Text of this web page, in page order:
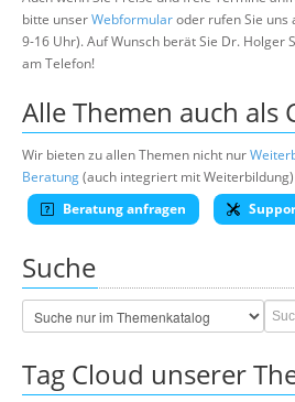
bitte unserWebformularoder rufen Sie uns
9-16 Uhr). Auf Wunsch berät Sie Dr. Holger
am Telefon!
Alle Themen auch als
Wir bieten zu allen Themen nicht nur
Beratung(auch integriert mit
Beratung anfragen
Suche
Tag Cloud unserer